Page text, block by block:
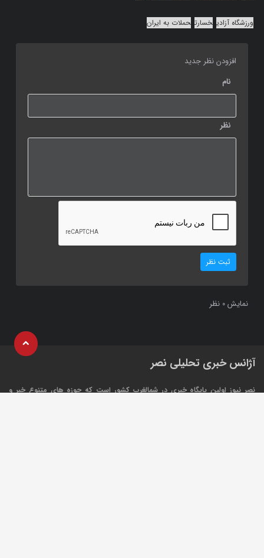
ورزشگاه آزادی خسارت حملات به ایران
افزودن نظر جدید
نام
نظر
ثبت نظر
نمایش 0 نظر
آژانس خبری تحلیلی نصر
نصر نیوز اولین پایگاه خبری در شمالغرب کشور است که حوزه های متنوع خبر و